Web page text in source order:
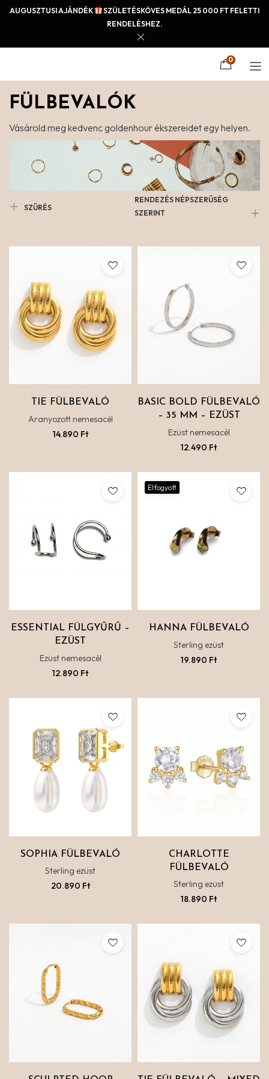
AUGUSZTUSI AJÁNDÉK
SZÜLETÉSKÖVES MEDÁL 25 000 FT FELETTI
RENDELÉSHEZ.
0
FÜLBEVALÓK
Vásárold meg kedvenc goldenhour ékszereidet egy helyen.
SZŰRÉS
RENDEZÉS NÉPSZERŰSÉG
SZERINT
TIE FÜLBEVALÓ
Aranyozott nemesacél
14.890 Ft
BASIC BOLD FÜLBEVALÓ
– 35 MM – EZÜST
Ezüst nemesacél
12.490 Ft
ESSENTIAL FÜLGYŰRŰ –
EZÜST
Ezüst nemesacél
12.890 Ft
Elfogyott
HANNA FÜLBEVALÓ
Sterling ezüst
19.890 Ft
SOPHIA FÜLBEVALÓ
Sterling ezüst
20.890 Ft
CHARLOTTE
FÜLBEVALÓ
Sterling ezüst
18.890 Ft